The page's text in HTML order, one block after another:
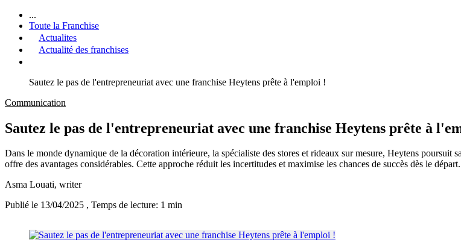
...
Toute la Franchise
Actualites
Actualité des franchises
Sautez le pas de l'entrepreneuriat avec une franchise Heytens prête à l'emploi !
Communication
Sautez le pas de l'entrepreneuriat avec une franchise Heytens prête à
Dans le monde dynamique de la décoration intérieure, la spécialiste des stores et rideaux sur mesure, Heytens poursuit
offre des avantages considérables. Cette approche réduit les incertitudes et maximise les chances de succès dès le départ.
Asma Louati, writer
Publié le 13/04/2025 , Temps de lecture: 1 min